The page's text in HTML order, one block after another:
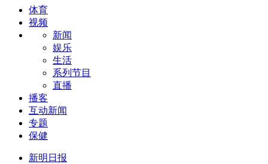
体育
视频
新闻
娱乐
生活
系列节目
直播
播客
互动新闻
专题
保健
新明日报